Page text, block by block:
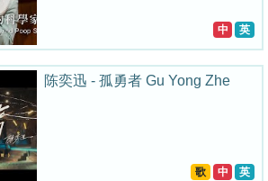
中 英
陈奕迅 - 孤勇者 Gu Yong Zhe
歌 中 英